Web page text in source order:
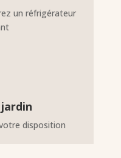
un réfrigérateur
disposition